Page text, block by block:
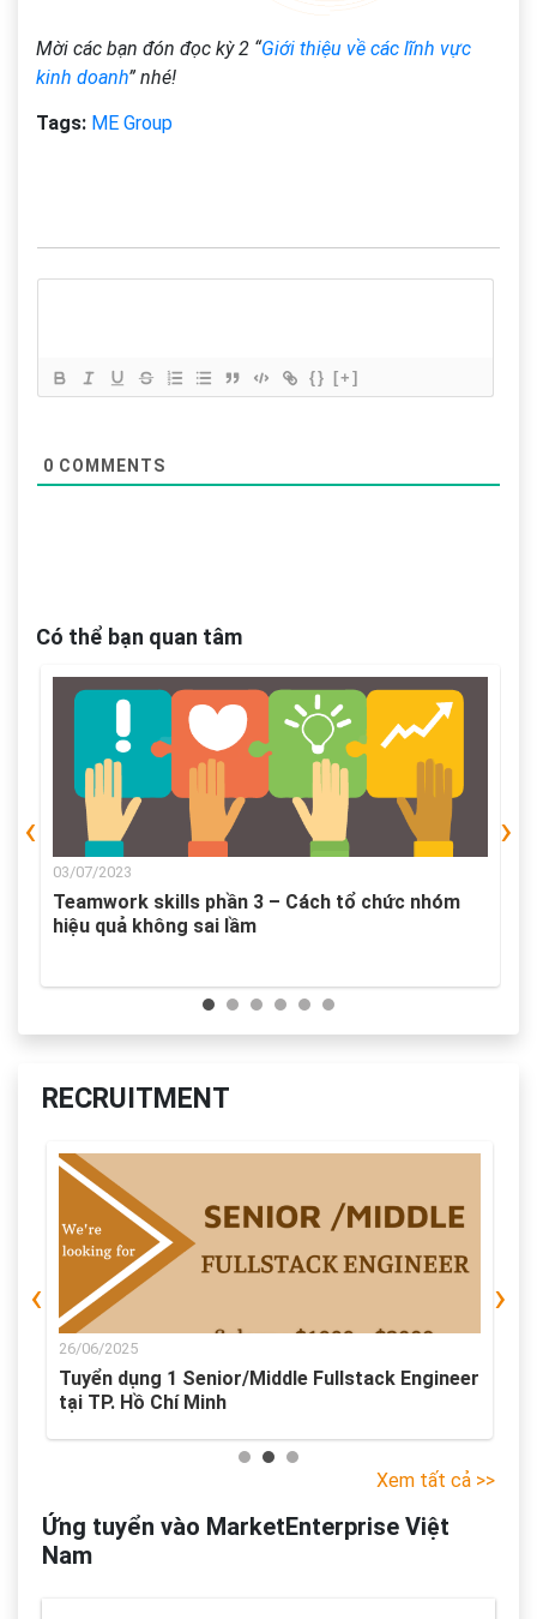
Mời các bạn đón đọc kỳ 2 “Giới thiệu về các lĩnh vực
kinh doanh” nhé!
Tags: ME Group
{} [+]
0 COMMENTS
Có thể bạn quan tâm
03/07/2023
Teamwork skills phần 3 – Cách tổ chức nhóm
hiệu quả không sai lầm
‹ ›
RECRUITMENT
26/06/2025
Tuyển dụng 1 Senior/Middle Fullstack Engineer
tại TP. Hồ Chí Minh
‹ ›
Xem tất cả >>
Ứng tuyển vào MarketEnterprise Việt
Nam